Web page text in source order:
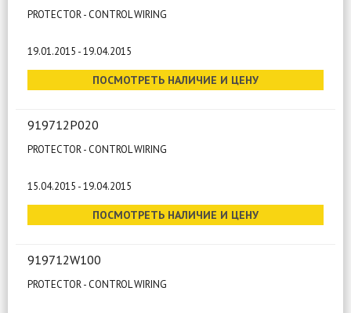
PROTECTOR - CONTROL WIRING
19.01.2015 - 19.04.2015
ПОСМОТРЕТЬ НАЛИЧИЕ И ЦЕНУ
919712P020
PROTECTOR - CONTROL WIRING
15.04.2015 - 19.04.2015
ПОСМОТРЕТЬ НАЛИЧИЕ И ЦЕНУ
919712W100
PROTECTOR - CONTROL WIRING